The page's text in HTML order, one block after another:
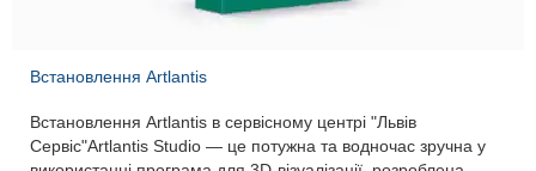
Встановлення Artlantis
Встановлення Artlantis в сервісному центрі "Львів
Сервіс"Artlantis Studio — це потужна та водночас зручна у